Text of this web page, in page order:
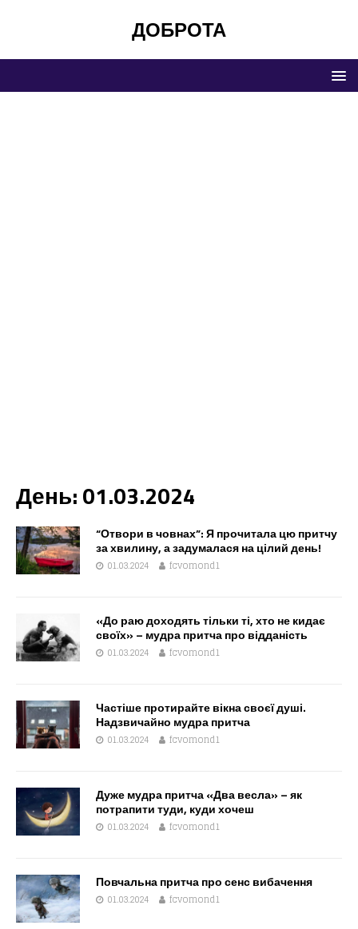
ДОБРОТА
День:01.03.2024
“Отвори в човнах”: Я прочитала цю притчу
за хвилину, а задумалася на цілий день!
01.03.2024 fcvomond1
«До раю доходять тільки ті, хто не кидає
своїх» – мудра притча про відданість
01.03.2024 fcvomond1
Частіше протирайте вікна своєї душі.
Надзвичайно мудра притча
01.03.2024 fcvomond1
Дуже мудра притча «Два весла» – як
потрапити туди, куди хочеш
01.03.2024 fcvomond1
Повчальна притча про сенс вибачення
01.03.2024 fcvomond1